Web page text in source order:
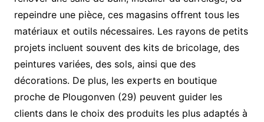
repeindre une pièce, ces magasins offrent tous les
matériaux et outils nécessaires. Les rayons de petits
projets incluent souvent des kits de bricolage, des
peintures variées, des sols, ainsi que des
décorations. De plus, les experts en boutique
proche de Plougonven (29) peuvent guider les
clients dans le choix des produits les plus adaptés à